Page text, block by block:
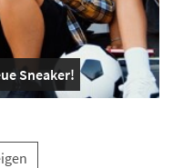
Sneaker!